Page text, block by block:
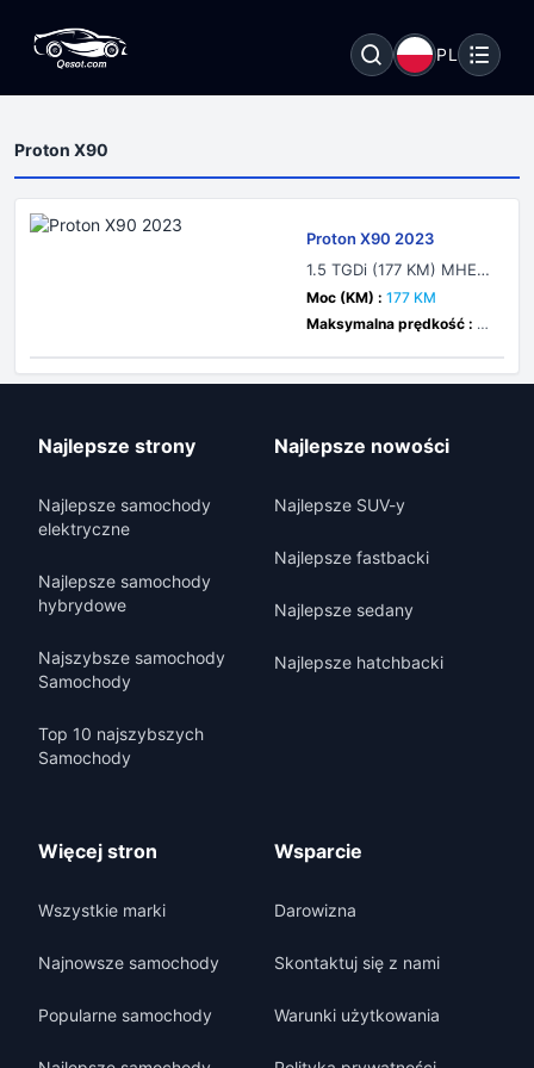
PL
Proton X90
Proton X90 2023
1.5 TGDi (177 KM) MHEV
DCT
Moc (KM) : 177 KM
Maksymalna prędkość : k
Najlepsze strony
Najlepsze samochody
elektryczne
Najlepsze samochody
hybrydowe
Najszybsze samochody
Samochody
Top 10 najszybszych
Samochody
Najlepsze nowości
Najlepsze SUV-y
Najlepsze fastbacki
Najlepsze sedany
Najlepsze hatchbacki
Więcej stron
Wszystkie marki
Najnowsze samochody
Popularne samochody
Wsparcie
Darowizna
Skontaktuj się z nami
Warunki użytkowania